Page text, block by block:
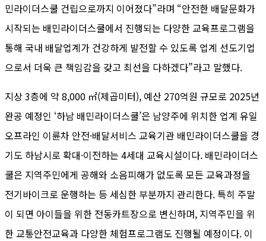
민라이더스쿨 건립으로까지 이어졌다”라며 “안전한 배달문화가
시작되는 배민라이더스쿨에서 진행되는 다양한 교육프로그램을
통해 국내 배달업계가 건강하게 발전할 수 있도록 업계 선도기업
으로서 더욱 큰 책임감을 갖고 최선을 다하겠다”라고 말했다.
지상 3층에 약 8,000 ㎡(제곱미터), 예산 270억원 규모로 2025년
완공 예정인 ‘하남 배민라이더스쿨’은 남양주에 위치한 업계 유일
오프라인 이륜차 안전·배달서비스 교육기관 배민라이더스쿨을 경
기도 하남시로 확대·이전하는 4세대 교육시설이다. 배민라이더스
쿨은 지역주민에게 공해와 소음피해가 없도록 모든 교육과정을
전기바이크로 운행하는 등 세심한 부분까지 관리한다. 특히 주말
이 되면 아이들을 위한 전동카트장으로 변신하며, 지역주민을 위
한 교통안전교육과 다양한 체험프로그램도 진행될 예정이다. 이